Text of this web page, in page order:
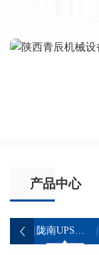
产品中心
陇南UPS不间断电源